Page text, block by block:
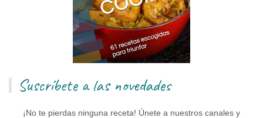
Suscríbete a las novedades
¡No te pierdas ninguna receta! Únete a nuestros canales y